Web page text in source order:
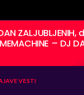
ZALJUBLJENIH,
– DJ
VESTI